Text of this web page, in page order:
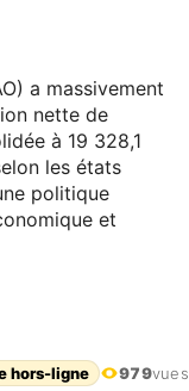
a massivement
nette de
à 19 328,1
les états
politique
et
hors-ligne 979vues